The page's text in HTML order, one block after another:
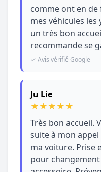
comme ont en de
mes véhicules les
un très bon
recommande se
✓ Avis vérifié Google
Ju Lie
★★★★★
Très bon accueil.
suite à mon
ma voiture. Prise
pour